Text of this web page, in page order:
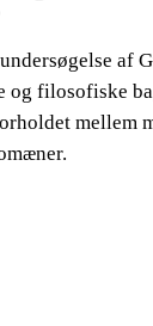
af
og filosofiske
mellem